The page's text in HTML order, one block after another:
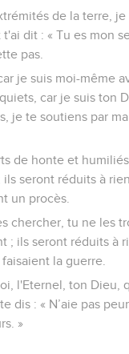
de la terre,
dit : « Tu es mon
pas.
je suis moi-même
car je suis ton
je te soutiens par
de honte et
seront réduits à
un procès.
chercher, tu ne les
; ils seront réduits à
la guerre.
l'Eternel, ton Dieu,
dis : « N’aie pas
»